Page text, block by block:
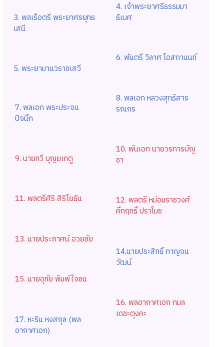
3. พลเรือตรี พระยาศรยุทธ
เสนี
5. พระยามานวราชเสวี
7. พลเอก พระประจน
ปัจนึก
9. นายทวี บุญยเกตู
11. พลตรีศิริ สิริโยธิน
13. นายประภาศน์ อวยชัย
15. นายอุทัย พิมพ์ใจชน
17. หะริน หงสกุล (พล
อากาศเอก)
4. เจ้าพระยาศรีธรรมมา
ธิเบศ
6. พันตรี วิลาศ โอสถานนท์
8. พลเอก หลวงสุทธิสาร
รณกร
10. พันเอก นายวรการบัญ
ชา
12. พลตรี หม่อมราชวงศ์
คึกฤทธิ์ ปราโมช
14.นายประสิทธิ์ กาญจน
วัฒน์
16. พลอากาศเอก กมล
เดชะตุงคะ